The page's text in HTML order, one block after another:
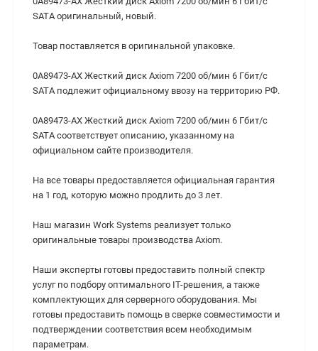
SATA оригинальный, новый.
Товар поставляется в оригинальной упаковке.
0A89473-AX Жесткий диск Axiom 7200 об/мин 6 Гбит/с
SATA подлежит официальному ввозу на территорию РФ.
0A89473-AX Жесткий диск Axiom 7200 об/мин 6 Гбит/с
SATA cоответствует описанию, указанному на
официальном сайте производителя.
На все товары предоставляется официальная гарантия
на 1 год, которую можно продлить до 3 лет.
Наш магазин Work Systems реализует только
оригинальные товары производства Axiom.
Наши эксперты готовы предоставить полный спектр
услуг по подбору оптимального IT-решения, а также
комплектующих для серверного оборудования. Мы
готовы предоставить помощь в сверке совместимости и
подтверждении соответствия всем необходимым
параметрам.